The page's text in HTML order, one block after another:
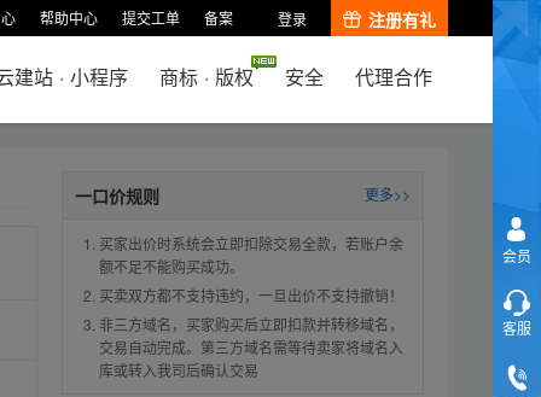
帮助中心 提交工单 备案 登录 注册有礼
建站 · 小程序 商标 · 版权 安全 代理合作
一口价规则 更多>>
买家出价时系统会立即扣除交易全款，若账户余
额不足不能购买成功。
买卖双方都不支持违约，一旦出价不支持撤销！
非三方域名，买家购买后立即扣款并转移域名，
交易自动完成。第三方域名需等待卖家将域名入
库或转入我司后确认交易
会员
客服